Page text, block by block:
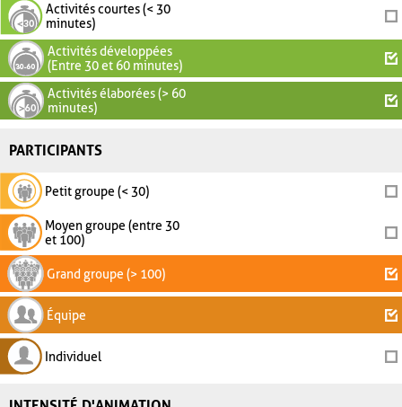
Activités courtes (< 30
minutes)
Activités développées
(Entre 30 et 60 minutes)
Activités élaborées (> 60
minutes)
PARTICIPANTS
Petit groupe (< 30)
Moyen groupe (entre 30
et 100)
Grand groupe (> 100)
Équipe
Individuel